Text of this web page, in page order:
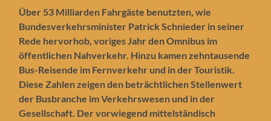
Über 53 Milliarden Fahrgäste benutzten, wie
Bundesverkehrsminister Patrick Schnieder in seiner
Rede hervorhob, voriges Jahr den Omnibus im
öffentlichen Nahverkehr. Hinzu kamen zehntausende
Bus-Reisende im Fernverkehr und in der Touristik.
Diese Zahlen zeigen den beträchtlichen Stellenwert
der Busbranche im Verkehrswesen und in der
Gesellschaft. Der vorwiegend mittelständisch